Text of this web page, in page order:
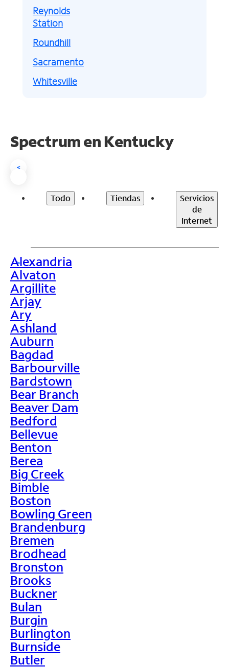
Reynolds
Station
Roundhill
Sacramento
Whitesville
Spectrum en Kentucky
<
Todo Tiendas
Servicios
de
Internet
>
Alexandria
Alvaton
Argillite
Arjay
Ary
Ashland
Auburn
Bagdad
Barbourville
Bardstown
Bear Branch
Beaver Dam
Bedford
Bellevue
Benton
Berea
Big Creek
Bimble
Boston
Bowling Green
Brandenburg
Bremen
Brodhead
Bronston
Brooks
Buckner
Bulan
Burgin
Burlington
Burnside
Butler